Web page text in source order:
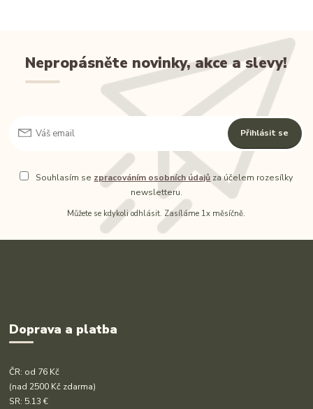
Nepropásněte novinky, akce a slevy!
Přihlásit se
Souhlasím se zpracováním osobních údajů za účelem rozesílky
newsletteru.
Můžete se kdykoli odhlásit. Zasíláme 1x měsíčně.
Doprava a platba
ČR: od 76 Kč
(nad 2500 Kč zdarma)
SR: 5.13 €